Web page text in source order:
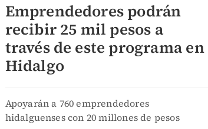
Emprendedores podrán
recibir 25 mil pesos a
través de este programa en
Hidalgo
Apoyarán a 760 emprendedores
hidalguenses con 20 millones de pesos